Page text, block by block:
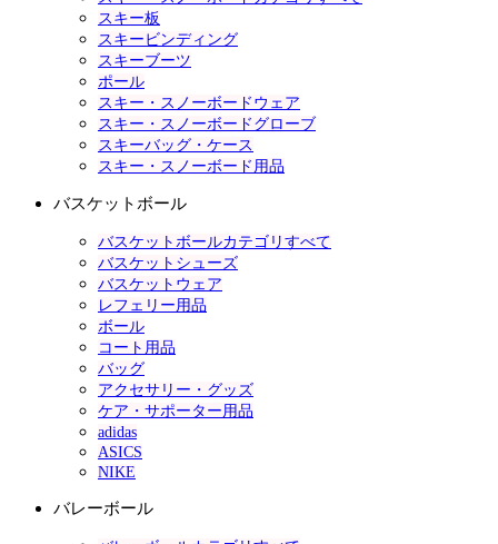
スキー板
スキービンディング
スキーブーツ
ポール
スキー・スノーボードウェア
スキー・スノーボードグローブ
スキーバッグ・ケース
スキー・スノーボード用品
バスケットボール
バスケットボールカテゴリすべて
バスケットシューズ
バスケットウェア
レフェリー用品
ボール
コート用品
バッグ
アクセサリー・グッズ
ケア・サポーター用品
adidas
ASICS
NIKE
バレーボール